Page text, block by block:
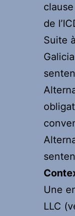
de
Suite
Une
LLC